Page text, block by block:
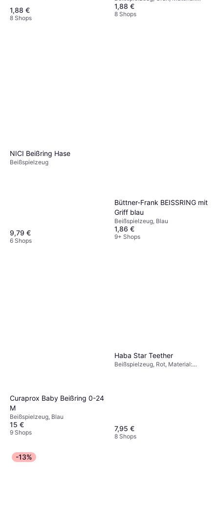
1,88 €
8 Shops
Naturgummi
1,88 €
8 Shops
NICI Beißring Hase
Beißspielzeug
9,79 €
6 Shops
Büttner-Frank BEISSRING mit
Griff blau
Beißspielzeug, Blau
1,86 €
9+ Shops
Curaprox Baby Beißring 0-24
M
Beißspielzeug, Blau
15 €
9 Shops
Haba Star Teether
Beißspielzeug, Rot, Material:
7,95 €
8 Shops
-13%